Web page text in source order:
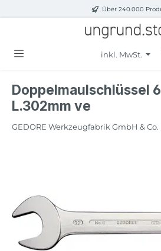
Zum Hauptinhalt springenÜber 240.000
inkl. MwSt.
Doppelmaulschlüssel
L.302mm ve
GEDORE Werkzeugfabrik GmbH & Co.